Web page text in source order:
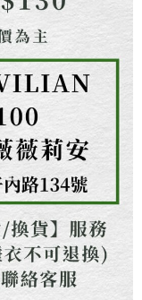
享後付」服務完成之交
易相關給付款項請求債
之同意方可使用
，本公司不負相關責
用戶狀況，依本公司即
，本公司將視審查結果
發現惡意使用之情形，
並採取法律行動。
查看運費